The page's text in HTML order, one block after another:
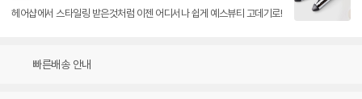
헤어샵에서 스타일링 받은것처럼 이젠 어디서나 쉽게 예스뷰티 고데기로!
빠른배송 안내